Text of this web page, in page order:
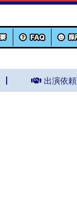
出演依頼